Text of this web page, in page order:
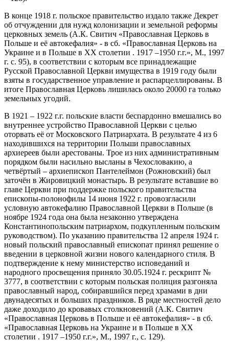
В конце 1918 г. польское правительство издало также Декрет
об отчуждении для нужд колонизации и земельной реформы
церковных земель (А.К. Свитич «Православная Церковь в
Польше и её автокефалия» - в сб. «Православная Церковь на
Украине и в Польше в XX столетии . 1917 –1950 г.г.», М., 1997
г. с. 95), в соответствии с которым все принадлежащие
Русской Православной Церкви имущества в 1919 году были
взяты в государственное управление и распарцеллированы. В
итоге Православная Церковь лишилась около 20000 га только
земельных угодий.
В 1921 – 1922 г.г. польские власти беспардонно вмешались во
внутреннее устройство Православной Церкви с целью
оторвать её от Московского Патриархата. В результате 4 из 6
находившихся на территории Польши православных
архиереев были арестованы. Трое из них административным
порядком были насильно высланы в Чехословакию, а
четвёртый – архиепископ Пантелеймон (Рожновский) был
заточён в Жировицкий монастырь. В результате вставшие во
главе Церкви при поддержке польского правительства
епископы-полонофилы 14 июня 1922 г. провозгласили
условную автокефалию Православной Церкви в Польше (в
ноябре 1924 года она была незаконно утверждена
Константинопольским патриархом, подкупленным польским
руководством). По указанию правительства 12 апреля 1924 г.
новый польский православный епископат принял решение о
введении в церковной жизни нового календарного стиля. В
подтверждение к нему министерство исповеданий и
народного просвещения приняло 30.05.1924 г. рескрипт №
3777, в соответствии с которым польская полиция разгоняла
православный народ, собиравшийся перед храмами в дни
двунадесятых и больших праздников. В ряде местностей дело
даже доходило до кровавых столкновений (А.К. Свитич
«Православная Церковь в Польше и её автокефалия» - в сб.
«Православная Церковь на Украине и в Польше в XX
столетии . 1917 –1950 г.г.», М., 1997 г., с. 129).